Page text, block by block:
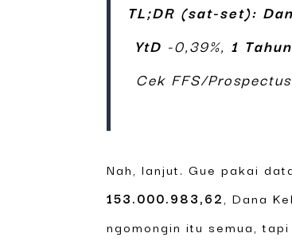
TL;DR (sat-set):
YtD -0,39%, 1 Tahun
Cek FFS/
Nah, lanjut. Gue pakai
153.000.983,62, Dana
ngomongin itu semua,